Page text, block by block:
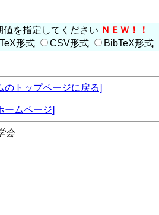
値を指定してください ＮＥＷ！！
形式 CSV形式 BibTeX形式
のトップページに戻る]
ームページ]
会